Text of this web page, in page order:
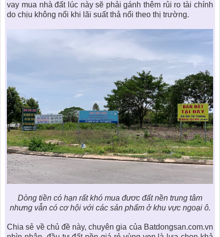
vay mua nhà đất lúc này sẽ phải gánh thêm rủi ro tài chính
do chịu không nổi khi lãi suất thả nổi theo thị trường.
Dòng tiền có hạn rất khó mua đươc đất nền trung tâm
nhưng vẫn có cơ hội với các sản phẩm ở khu vực ngoại ô.
Chia sẻ về chủ đề này, chuyên gia của Batdongsan.com.vn